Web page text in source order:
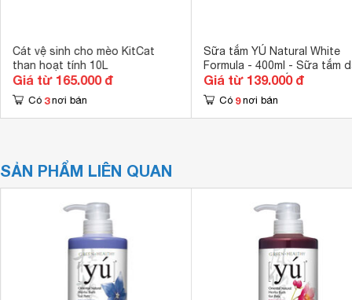
Cát vệ sinh cho mèo KitCat
than hoạt tính 10L
Giá từ 165.000 đ
Có 3 nơi bán
Sữa tắm YÚ Natural White
Formula - 400ml - Sữa tắm
cho chó lông trắng
Giá từ 139.000 đ
Có 9 nơi bán
SẢN PHẨM LIÊN QUAN